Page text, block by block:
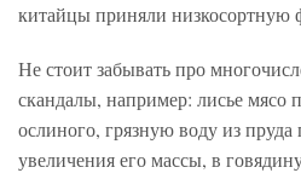
китайцы приняли низкосортную
Не стоит забывать про
скандалы, например: лисье мясо
ослиного, грязную воду из
увеличения его массы, в